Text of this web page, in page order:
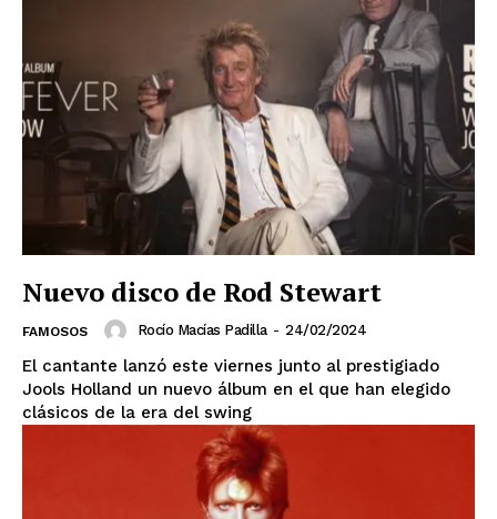
Nuevo disco de Rod Stewart
FAMOSOS Rocío Macías Padilla - 24/02/2024
El cantante lanzó este viernes junto al prestigiado
Jools Holland un nuevo álbum en el que han elegido
clásicos de la era del swing